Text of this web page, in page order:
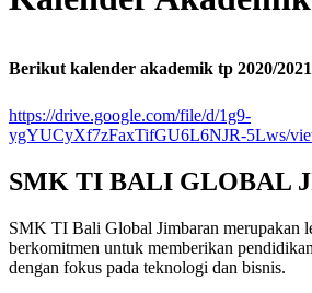
Berikut kalender akademik tp 2020/2021
https://drive.google.com/file/d/1g9-
ygYUCyXf7zFaxTifGU6L6NJR-5Lws/
SMK TI BALI GLOBAL
SMK TI Bali Global Jimbaran merupakan
berkomitmen untuk memberikan
dengan fokus pada teknologi dan bisnis.